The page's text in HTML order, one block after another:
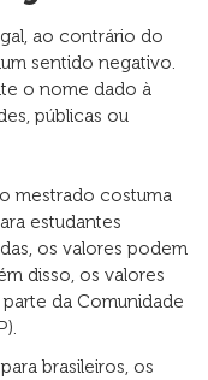
ao contrário do
sentido negativo.
o nome dado à
públicas ou
mestrado costuma
estudantes
os valores podem
disso, os valores
da Comunidade
brasileiros, os